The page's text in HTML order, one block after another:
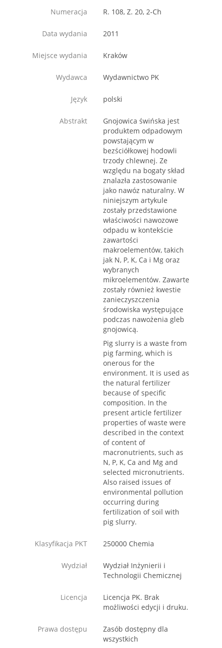
Numeracja R. 108, Z. 20, 2-Ch
Data wydania 2011
Miejsce wydania Kraków
Wydawca Wydawnictwo PK
Język polski
Abstrakt
Gnojowica świńska jest
produktem odpadowym
powstającym w
bezściółkowej hodowli
trzody chlewnej. Ze
względu na bogaty skład
znalazła zastosowanie
jako nawóz naturalny. W
niniejszym artykule
zostały przedstawione
właściwości nawozowe
odpadu w kontekście
zawartości
makroelementów, takich
jak N, P, K, Ca i Mg oraz
wybranych
mikroelementów. Zawarte
zostały również kwestie
zanieczyszczenia
środowiska występujące
podczas nawożenia gleb
gnojowicą.
Pig slurry is a waste from
pig farming, which is
onerous for the
environment. It is used as
the natural fertilizer
because of specific
composition. In the
present article fertilizer
properties of waste were
described in the context
of content of
macronutrients, such as
N, P, K, Ca and Mg and
selected micronutrients.
Also raised issues of
environmental pollution
occurring during
fertilization of soil with
pig slurry.
Klasyfikacja PKT 250000 Chemia
Wydział
Wydział Inżynierii i
Technologii Chemicznej
Licencja
Licencja PK. Brak
możliwości edycji i druku.
Prawa dostępu
Zasób dostępny dla
wszystkich